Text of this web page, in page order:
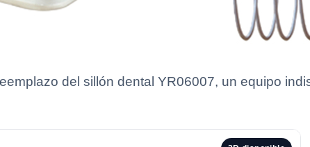
del sillón dental YR06007, un equipo